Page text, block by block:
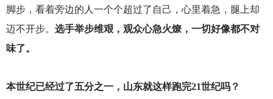
脚步，看着旁边的人一个个超过了自己，心里着急，腿上却
迈不开步。 选手举步维艰，观众心急火燎，一切好像都不对
味了。
本世纪已经过了五分之一，山东就这样跑完21世纪吗？